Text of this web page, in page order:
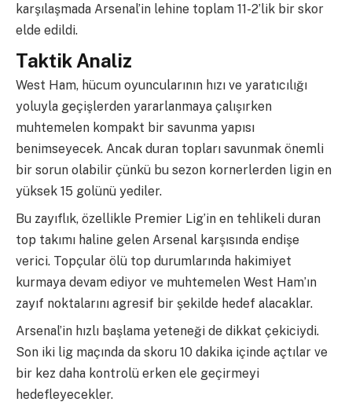
karşılaşmada Arsenal’in lehine toplam 11-2’lik bir skor
elde edildi.
Taktik Analiz
West Ham, hücum oyuncularının hızı ve yaratıcılığı
yoluyla geçişlerden yararlanmaya çalışırken
muhtemelen kompakt bir savunma yapısı
benimseyecek. Ancak duran topları savunmak önemli
bir sorun olabilir çünkü bu sezon kornerlerden ligin en
yüksek 15 golünü yediler.
Bu zayıflık, özellikle Premier Lig’in en tehlikeli duran
top takımı haline gelen Arsenal karşısında endişe
verici. Topçular ölü top durumlarında hakimiyet
kurmaya devam ediyor ve muhtemelen West Ham’ın
zayıf noktalarını agresif bir şekilde hedef alacaklar.
Arsenal’in hızlı başlama yeteneği de dikkat çekiciydi.
Son iki lig maçında da skoru 10 dakika içinde açtılar ve
bir kez daha kontrolü erken ele geçirmeyi
hedefleyecekler.